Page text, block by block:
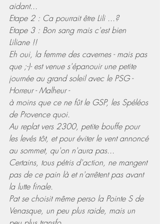
aidant...
Etape 2 : Ca pourrait être Lili ...?
Etape 3 : Bon sang mais c'est bien
Liliane !!
Eh oui, la femme des cavernes - mais pas
que ;-)- est venue s'épanouir une petite
journée au grand soleil avec le PSG -
Horreur - Malheur -
à moins que ce ne fût le GSP, les Spéléos
de Provence quoi.
Au replat vers 2300, petite bouffe pour
les levés tôt, et pour éviter le vent annoncé
au sommet, qu'on n'aura pas...
Certains, tous pétris d'action, ne mangent
pas de ce pain là et n'arrêtent pas avant
la lutte finale.
Pat se choisit même perso la Pointe S de
Venasque, un peu plus raide, mais un